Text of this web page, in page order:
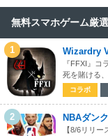
無料スマホゲーム厳
1 Wizardry
『FFXI』コ
死を賭ける
コラボ
2 NBAダン
【8/6リリ